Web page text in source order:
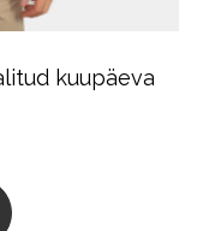
kuupäeva